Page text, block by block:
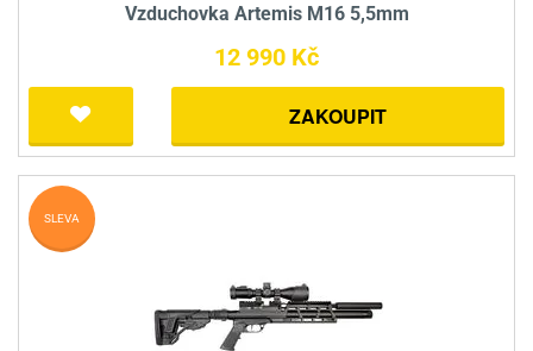
Vzduchovka Artemis M16 5,5mm
12 990 Kč
ZAKOUPIT
SLEVA